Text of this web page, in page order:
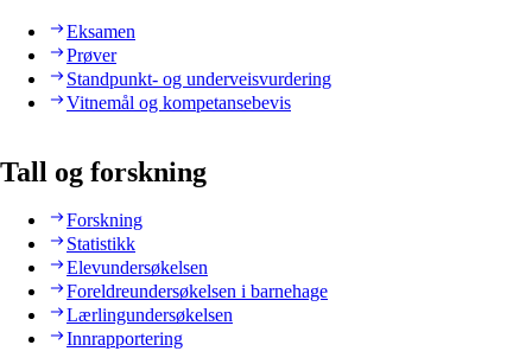
Eksamen
Prøver
Standpunkt- og underveisvurdering
Vitnemål og kompetansebevis
Tall og forskning
Forskning
Statistikk
Elevundersøkelsen
Foreldreundersøkelsen i barnehage
Lærlingundersøkelsen
Innrapportering